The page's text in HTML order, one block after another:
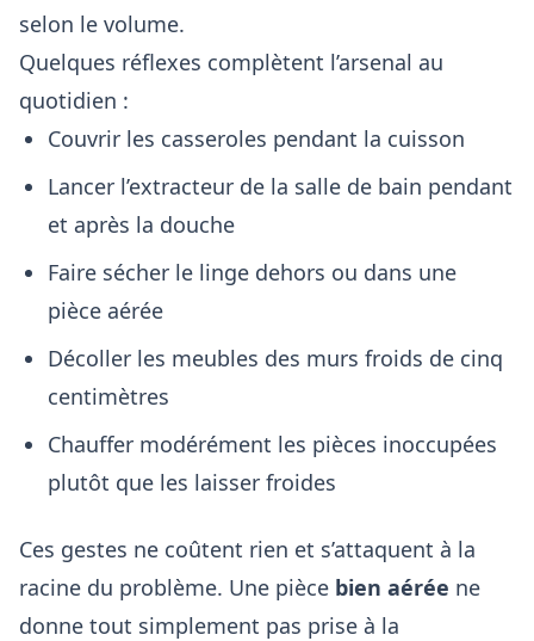
selon le volume.
Quelques réflexes complètent l’arsenal au
quotidien :
Couvrir les casseroles pendant la cuisson
Lancer l’extracteur de la salle de bain pendant
et après la douche
Faire sécher le linge dehors ou dans une
pièce aérée
Décoller les meubles des murs froids de cinq
centimètres
Chauffer modérément les pièces inoccupées
plutôt que les laisser froides
Ces gestes ne coûtent rien et s’attaquent à la
racine du problème. Une pièce bien aérée ne
donne tout simplement pas prise à la